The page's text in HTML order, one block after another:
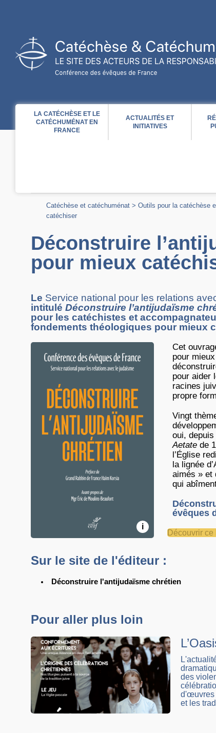
LA CATÉCHÈSE ET LE
CATÉCHUMÉNAT EN
FRANCE
ACTUALITÉS ET
INITIATIVES
Catéchèse et catéchuménat > Outils pour la catéchèse
catéchiser
Déconstruire
pour mieux
Le Service national pour les relations
intitulé Déconstruire l’antijudaïsme
pour les catéchistes et
fondements théologiques pour mieux
i
Cet
pour
pour aider
racines
propre
Vingt
oui,
Aetate de
l’Église
la lignée
aimés » et
qui
évêques
Découvrir ce
Sur le site de l'éditeur :
Déconstruire l'antijudaïsme chrétien
Pour aller plus loin
des
d'œuvres
et les